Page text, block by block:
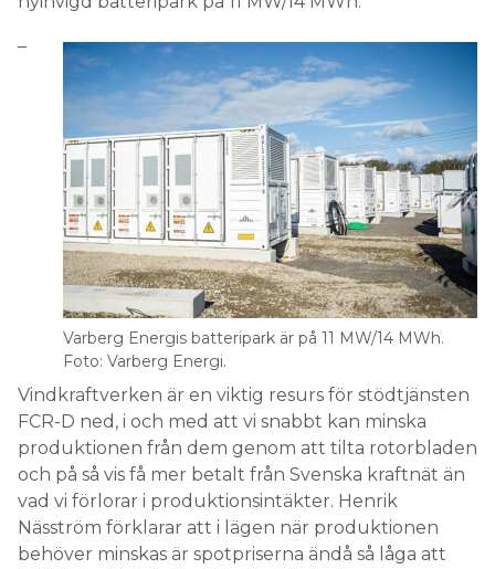
Varberg Energis batteripark är på 11 MW/14 MWh.
Foto: Varberg Energi.
–
Vindkraftverken är en viktig resurs för stödtjänsten
FCR-D ned, i och med att vi snabbt kan minska
produktionen från dem genom att tilta rotorbladen
och på så vis få mer betalt från Svenska kraftnät än
vad vi förlorar i produktionsintäkter. Henrik
Näsström förklarar att i lägen när produktionen
behöver minskas är spotpriserna ändå så låga att